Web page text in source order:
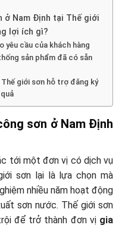
ở Nam Định tại Thế giới
lợi ích gì?
yêu cầu của khách hàng
sản phẩm đã có sẵn
giới sơn hỗ trợ đăng ký
sơn ở Nam Định
tới một đơn vị có dịch vụ
sơn lại là lựa chọn mà
nhiều năm hoạt động
sơn nước. Thế giới sơn
để trở thành đơn vị gia